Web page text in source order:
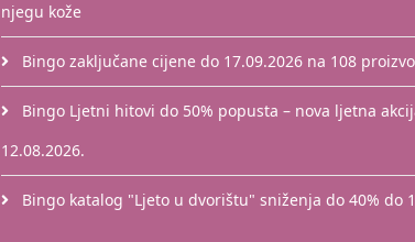
njegu kože
Bingo zaključane cijene do 17.09.2026 na 108
Bingo Ljetni hitovi do 50% popusta – nova ljetna
12.08.2026.
Bingo katalog "Ljeto u dvorištu" sniženja do 40% do